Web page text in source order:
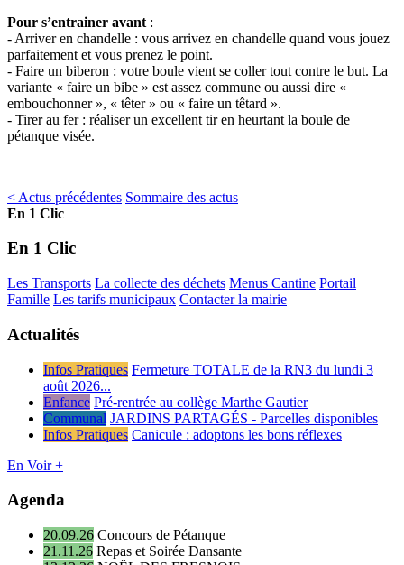
Pour s’entrainer avant :
- Arriver en chandelle : vous arrivez en chandelle quand vous jouez
parfaitement et vous prenez le point.
- Faire un biberon : votre boule vient se coller tout contre le but. La
variante « faire un bibe » est assez commune ou aussi dire «
embouchonner », « têter » ou « faire un têtard ».
- Tirer au fer : réaliser un excellent tir en heurtant la boule de
pétanque visée.
< Actus précédentes Sommaire des actus
En 1 Clic
En 1 Clic
Les Transports La collecte des déchets Menus Cantine Portail
Famille Les tarifs municipaux Contacter la mairie
Actualités
Infos Pratiques Fermeture TOTALE de la RN3 du lundi 3
août 2026...
Enfance Pré-rentrée au collège Marthe Gautier
Communal JARDINS PARTAGÉS - Parcelles disponibles
Infos Pratiques Canicule : adoptons les bons réflexes
En Voir +
Agenda
20.09.26 Concours de Pétanque
21.11.26 Repas et Soirée Dansante